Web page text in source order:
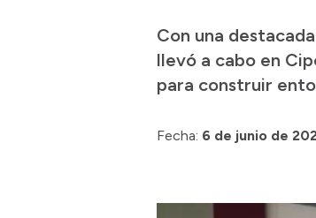
Con una
llevó a cabo en
para construir
Fecha: 6 de junio de